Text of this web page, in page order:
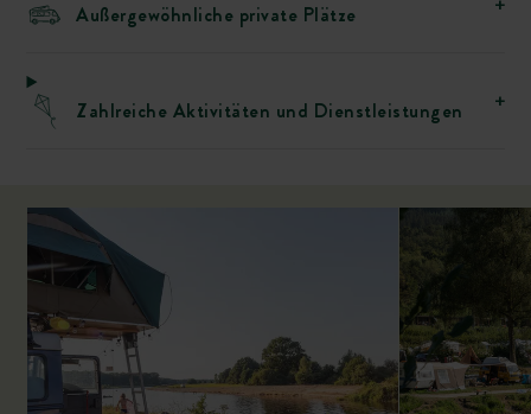
Außergewöhnliche private Plätze
Zahlreiche Aktivitäten und Dienstleistungen